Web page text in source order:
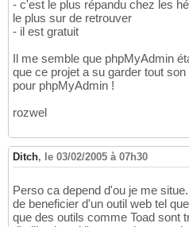
- c'est le plus répandu chez les
le plus sur de retrouver
- il est gratuit
Il me semble que phpMyAdmin
que ce projet a su garder tout
pour phpMyAdmin !
rozwel
Ditch, le 03/02/2005 à 07h30
Perso ca depend d'ou je me
de beneficier d'un outil web tel
que des outils comme Toad sont